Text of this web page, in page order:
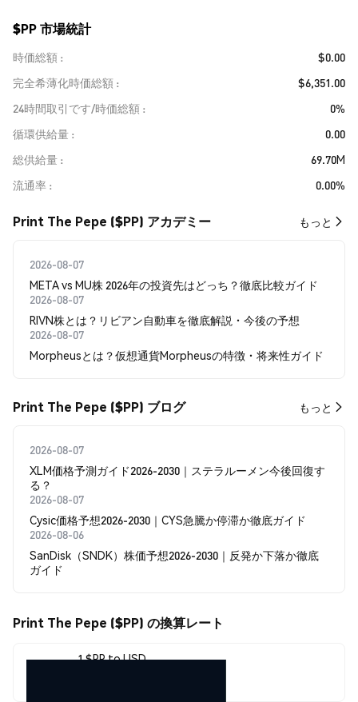
$PP 市場統計
時価総額
$0.00
完全希薄化時価総額
$6,351.00
24時間取引です/時価総額
0%
循環供給量
0.00
総供給量
69.70M
流通率
0.00%
Print The Pepe ($PP) アカデミー もっと
2026-08-07
META vs MU株 2026年の投資先はどっち？徹底比較ガイド
2026-08-07
RIVN株とは？リビアン自動車を徹底解説・今後の予想
2026-08-07
Morpheusとは？仮想通貨Morpheusの特徴・将来性ガイド
Print The Pepe ($PP) ブログ もっと
2026-08-07
XLM価格予測ガイド2026-2030｜ステラルーメン今後回復す
る？
2026-08-07
Cysic価格予想2026-2030｜CYS急騰か停滞か徹底ガイド
2026-08-06
SanDisk（SNDK）株価予想2026-2030｜反発か下落か徹底
ガイド
Print The Pepe ($PP) の換算レート
1 $PP to USD